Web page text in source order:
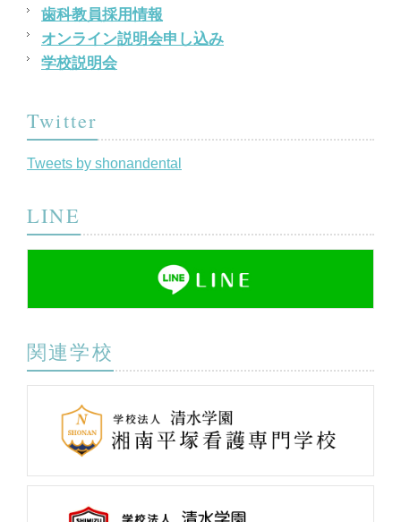
歯科教員採用情報
オンライン説明会申し込み
学校説明会
Twitter
Tweets by shonandental
LINE
関連学校